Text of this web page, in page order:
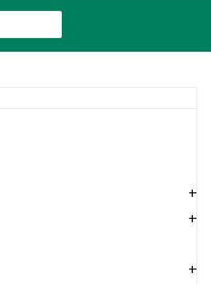
+
+
+